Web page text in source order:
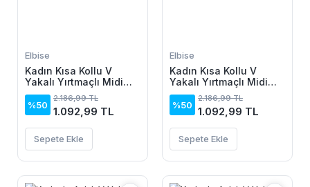
Elbise
Kadın Kısa Kollu V
Yakalı Yırtmaçlı Midi
Boy Viskon Elbise
%50
2.186,99 TL
1.092,99 TL
Sepete Ekle
Elbise
Kadın Kısa Kollu V
Yakalı Yırtmaçlı Midi
Boy Viskon Elbise
%50
2.186,99 TL
1.092,99 TL
Sepete Ekle